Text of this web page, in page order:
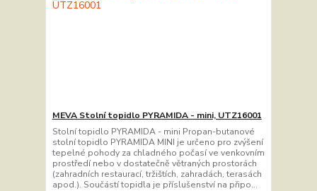
MEVA Stolní topidlo PYRAMIDA - mini, UTZ16001
Stolní topidlo PYRAMIDA - mini Propan-butanové
stolní topidlo PYRAMIDA MINI je určeno pro zvýšení
tepelné pohody za chladného počasí ve venkovním
prostředí nebo v dostatečně větraných prostorách
(zahradních restaurací, tržištích, zahradách, terasách
apod.). Součástí topidla je příslušenství na připo...